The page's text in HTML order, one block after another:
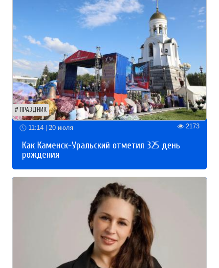
ПРАЗДНИК
11:14 | 20 июля 2173
Как Каменск-Уральский отметил 325 день
рождения